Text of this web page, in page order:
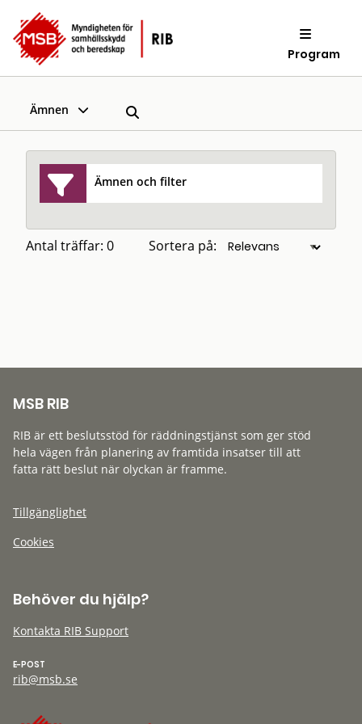
Program
Ämnen
Ämnen och filter
Antal träffar: 0 Sortera på:
MSB RIB
RIB är ett beslutsstöd för räddningstjänst som ger stöd
hela vägen från planering av framtida insatser till att
fatta rätt beslut när olyckan är framme.
Tillgänglighet
Cookies
Behöver du hjälp?
Kontakta RIB Support
E-POST
rib@msb.se